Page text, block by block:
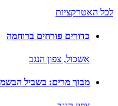
לכל האטרקציות
כדורים פורחים ברוחמה
אשכול, צפון הנגב
מבוך מרים: בשביל